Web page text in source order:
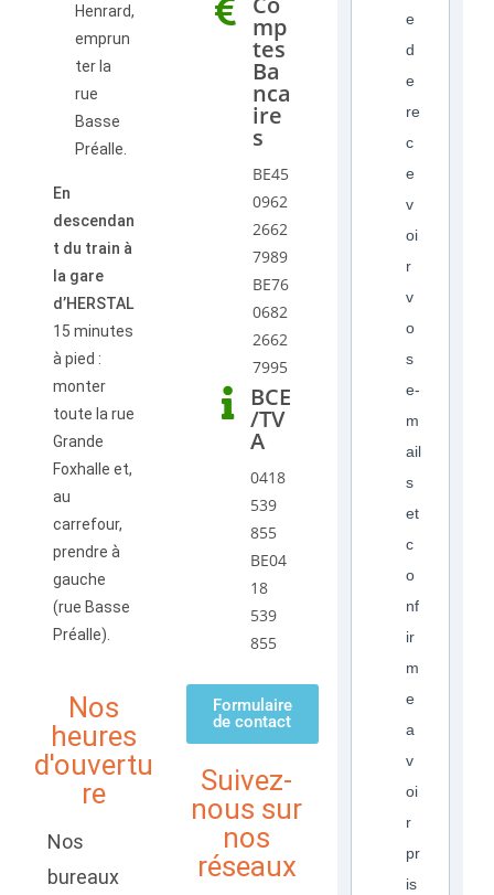
Henrard,
emprun
ter la
rue
Basse
Préalle.
En
descendan
t du train à
la gare
d’HERSTAL
15 minutes
à pied :
monter
toute la rue
Grande
Foxhalle et,
au
carrefour,
prendre à
gauche
(rue Basse
Préalle).
Nos
heures
d'ouvertu
re
Nos
bureaux
mp
tes
Ba
nca
ire
s
BE45
0962
2662
7989
BE76
0682
2662
7995
BCE
/TV
A
0418
539
855
BE04
18
539
855
Formulaire
de contact
Suivez-
nous sur
nos
réseaux
e
d
e
re
c
e
v
oi
r
v
o
s
e-
m
ail
s
et
c
o
nf
ir
m
e
a
v
oi
r
pr
is